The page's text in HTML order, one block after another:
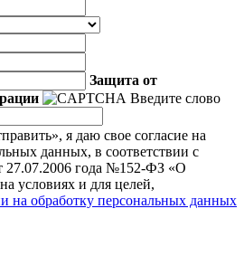
Защита от
Введите слово
я даю свое согласие на
данных, в соответствии с
27.07.2006 года №152-ФЗ «О
условиях и для целей,
на обработку персональных данных